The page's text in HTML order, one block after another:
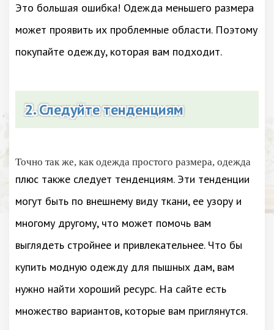
Это большая ошибка! Одежда меньшего размера
может проявить их проблемные области. Поэтому
покупайте одежду, которая вам подходит.
2. Следуйте тенденциям
Точно так же, как одежда простого размера, одежда
плюс также следует тенденциям. Эти тенденции
могут быть по внешнему виду ткани, ее узору и
многому другому, что может помочь вам
выглядеть стройнее и привлекательнее. Что бы
купить модную одежду для пышных дам, вам
нужно найти хороший ресурс. На сайте есть
множество вариантов, которые вам приглянутся.